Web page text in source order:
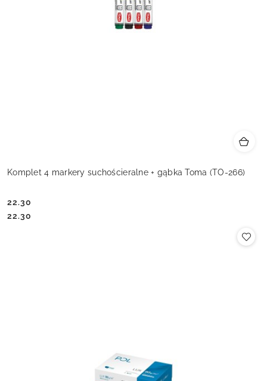
Komplet 4 markery suchościeralne + gąbka Toma (TO-266)
Cena:
22.30
Cena:
22.30